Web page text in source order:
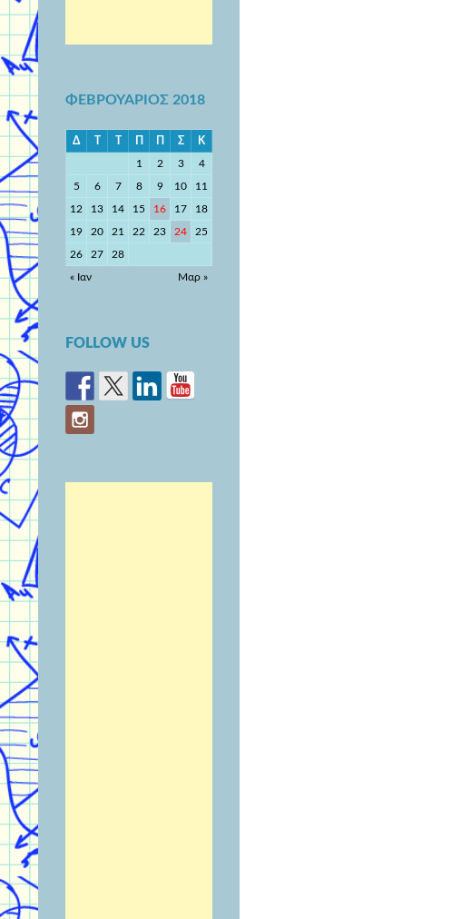
ΦΕΒΡΟΥΆΡΙΟΣ 2018
Δ Τ Τ Π Π Σ Κ
1 2 3 4
5 6 7 8 9 10 11
12 13 14 15 16 17 18
19 20 21 22 23 24 25
26 27 28
« Ιαν Μαρ »
FOLLOW US